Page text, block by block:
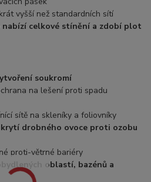
vyšší než standardních sítí
celkové stínění a zdobí plot
soukromí
na lešení proti spadu
sítě na skleníky a foliovníky
drobného ovoce proti ozobu
proti-větrné bariéry
oblastí, bazénů a